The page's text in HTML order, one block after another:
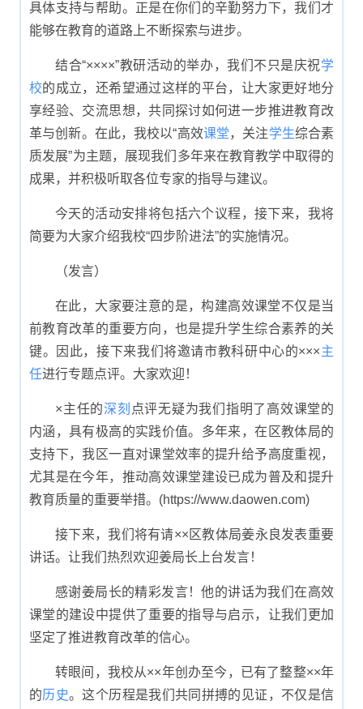
具体支持与帮助。正是在你们的辛勤努力下，我们才
能够在教育的道路上不断探索与进步。
结合“××××”教研活动的举办，我们不只是庆祝学
校的成立，还希望通过这样的平台，让大家更好地分
享经验、交流思想，共同探讨如何进一步推进教育改
革与创新。在此，我校以“高效课堂，关注学生综合素
质发展”为主题，展现我们多年来在教育教学中取得的
成果，并积极听取各位专家的指导与建议。
今天的活动安排将包括六个议程，接下来，我将
简要为大家介绍我校“四步阶进法”的实施情况。
（发言）
在此，大家要注意的是，构建高效课堂不仅是当
前教育改革的重要方向，也是提升学生综合素养的关
键。因此，接下来我们将邀请市教科研中心的×××主
任进行专题点评。大家欢迎！
×主任的深刻 点评无疑为我们指明了高效课堂的
内涵，具有极高的实践价值。多年来，在区教体局的
支持下，我区一直对课堂效率的提升给予高度重视，
尤其是在今年，推动高效课堂建设已成为普及和提升
教育质量的重要举措。(https://www.daowen.com)
接下来，我们将有请××区教体局姜永良发表重要
讲话。让我们热烈欢迎姜局长上台发言！
感谢姜局长的精彩发言！他的讲话为我们在高效
课堂的建设中提供了重要的指导与启示，让我们更加
坚定了推进教育改革的信心。
转眼间，我校从××年创办至今，已有了整整××年
的历史。这个历程是我们共同拼搏的见证，不仅是信